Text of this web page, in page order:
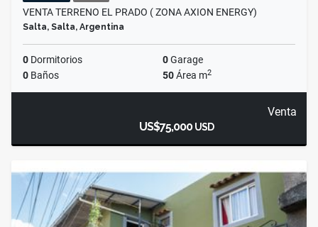
VENTA TERRENO EL PRADO ( ZONA AXION ENERGY)
Salta, Salta, Argentina
0 Dormitorios 0Garage
0 Baños 50Área m2
Venta
US$75,000USD